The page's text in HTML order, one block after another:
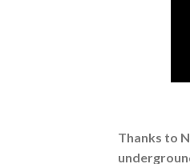
Thanks to